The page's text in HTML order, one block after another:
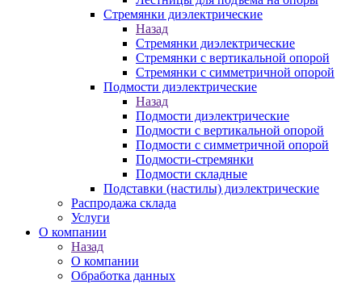
Стремянки диэлектрические
Назад
Стремянки диэлектрические
Стремянки с вертикальной опорой
Стремянки с симметричной опорой
Подмости диэлектрические
Назад
Подмости диэлектрические
Подмости с вертикальной опорой
Подмости с симметричной опорой
Подмости-стремянки
Подмости складные
Подставки (настилы) диэлектрические
Распродажа склада
Услуги
О компании
Назад
О компании
Обработка данных